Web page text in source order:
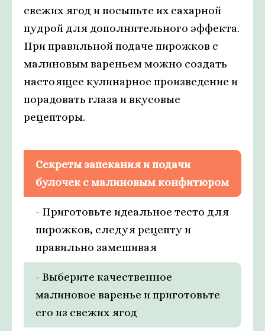
свежих ягод и посыпьте их сахарной
пудрой для дополнительного эффекта.
При правильной подаче пирожков с
малиновым вареньем можно создать
настоящее кулинарное произведение и
порадовать глаза и вкусовые
рецепторы.
Секреты запекания и подачи
булочек с малиновым конфитюром
- Приготовьте идеальное тесто для
пирожков, следуя рецепту и
правильно замешивая
- Выберите качественное
малиновое варенье и приготовьте
его из свежих ягод